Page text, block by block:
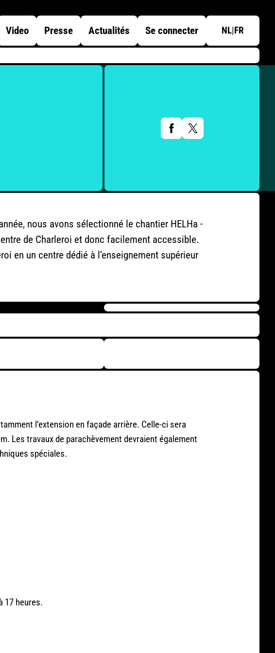
Video Presse Actualités Se connecter NL|FR
nous avons sélectionné le chantier HELHa -
de Charleroi et donc facilement accessible.
en un centre dédié à l’enseignement supérieur
l’extension en façade arrière. Celle-ci sera
Les travaux de parachèvement devraient également
spéciales.
17 heures.